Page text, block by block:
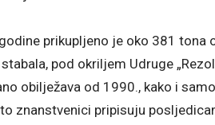
prikupljeno je oko 381 tona
pod okriljem Udruge
obilježava od 1990., kako i
znanstvenici pripisuju